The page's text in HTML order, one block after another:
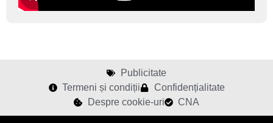
Publicitate
Termeni și condiții
Confidențialitate
Despre cookie-uri
CNA